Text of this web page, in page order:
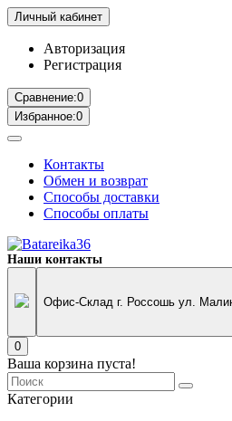
Личный кабинет
Авторизация
Регистрация
Сравнение:0
Избранное:0
Контакты
Обмен и возврат
Способы доставки
Способы оплаты
Наши контакты
Офис-Склад г. Россошь ул.
0
Ваша корзина пуста!
Категории